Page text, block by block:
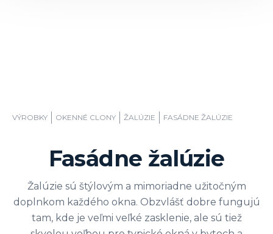
VÝROBKY OKENNÉ CLONY ŽALÚZIE FASÁDNE ŽALÚZIE
Fasádne žalúzie
Žalúzie sú štýlovým a mimoriadne užitočným
doplnkom každého okna. Obzvlášť dobre fungujú
tam, kde je veľmi veľké zasklenie, ale sú tiež